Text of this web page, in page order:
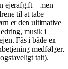
ejerafgift – men
til at tabe
er den ultimative
musik i
Fås i både en
medfølger,
talt).